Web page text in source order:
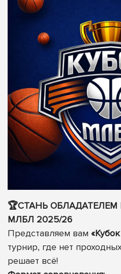
🏆СТАНЬ ОБЛАДАТЕЛЕМ
МЛБЛ 2025/26
Представляем вам
турнир, где нет
решает всё!